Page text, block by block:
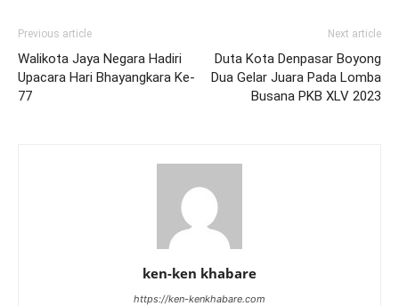
Previous article
Walikota Jaya Negara Hadiri
Upacara Hari Bhayangkara Ke-
77
Next article
Duta Kota Denpasar Boyong
Dua Gelar Juara Pada Lomba
Busana PKB XLV 2023
ken-ken khabare
https://ken-kenkhabare.com